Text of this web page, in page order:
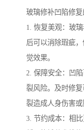
玻璃修补凹陷修复
1. 恢复美观：玻
后可以消除瑕疵
觉效果。
2. 保障安全：凹
裂风险。及时修
裂造成人身伤害或
3. 节约成本：相